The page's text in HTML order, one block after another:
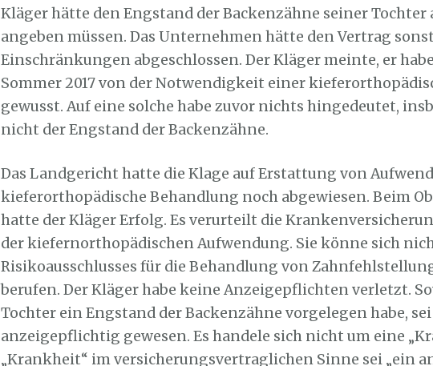
Kläger hätte den Engstand der Backenzähne seiner Tochter
angeben müssen. Das Unternehmen hätte den Vertrag
Einschränkungen abgeschlossen. Der Kläger meinte, er
Sommer 2017 von der Notwendigkeit einer
gewusst. Auf eine solche habe zuvor nichts hingedeutet,
nicht der Engstand der Backenzähne.
Das Landgericht hatte die Klage auf Erstattung von
kieferorthopädische Behandlung noch abgewiesen. Beim
hatte der Kläger Erfolg. Es verurteilt die
der kiefernorthopädischen Aufwendung. Sie könne sich
Risikoausschlusses für die Behandlung von
berufen. Der Kläger habe keine Anzeigepflichten verletzt.
Tochter ein Engstand der Backenzähne vorgelegen habe,
anzeigepflichtig gewesen. Es handele sich nicht um eine
„Krankheit“ im versicherungsvertraglichen Sinne sei „ein